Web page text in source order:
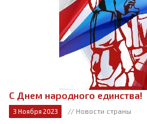
С Днем народного единства!
3 Ноября 2023 // Новости страны